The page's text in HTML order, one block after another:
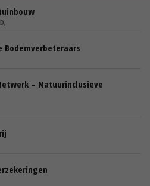
Bodemverbeteraars
– Natuurinclusieve